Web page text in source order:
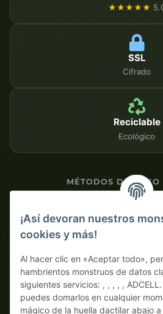
★★★★★
SSL
Cifrado
Reciclable
Ecológico
MÉTODOS DE PAGO
Pago por adelantado con
¡Así devoran nuestros
cookies y más!
Al hacer clic en «Aceptar todo»,
hambrientos monstruos de datos
siguientes servicios: , , , , ,
puedes domarlos en cualquier
mágico de la huella dactilar abajo